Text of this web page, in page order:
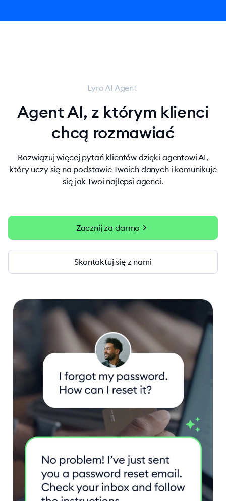
Lyro AI Agent
Agent AI, z którym klienci
chcą rozmawiać
Rozwiązuj więcej pytań klientów dzięki agentowi AI,
który uczy się na podstawie Twoich danych i komunikuje
się jak Twoi najlepsi agenci.
Zacznij za darmo chevron_right
Skontaktuj się z nami